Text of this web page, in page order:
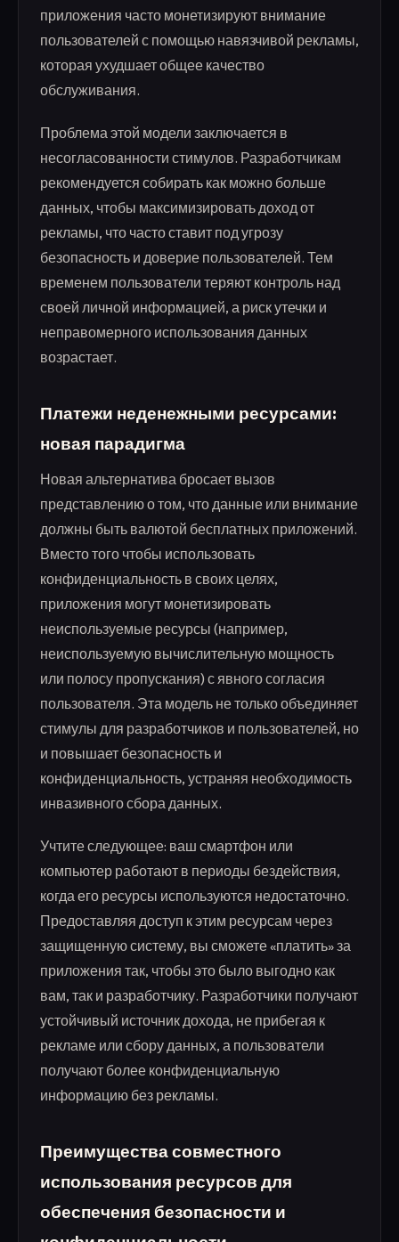
приложения часто монетизируют внимание
пользователей с помощью навязчивой рекламы,
которая ухудшает общее качество
обслуживания.
Проблема этой модели заключается в
несогласованности стимулов. Разработчикам
рекомендуется собирать как можно больше
данных, чтобы максимизировать доход от
рекламы, что часто ставит под угрозу
безопасность и доверие пользователей. Тем
временем пользователи теряют контроль над
своей личной информацией, а риск утечки и
неправомерного использования данных
возрастает.
Платежи неденежными ресурсами:
новая парадигма
Новая альтернатива бросает вызов
представлению о том, что данные или внимание
должны быть валютой бесплатных приложений.
Вместо того чтобы использовать
конфиденциальность в своих целях,
приложения могут монетизировать
неиспользуемые ресурсы (например,
неиспользуемую вычислительную мощность
или полосу пропускания) с явного согласия
пользователя. Эта модель не только объединяет
стимулы для разработчиков и пользователей, но
и повышает безопасность и
конфиденциальность, устраняя необходимость
инвазивного сбора данных.
Учтите следующее: ваш смартфон или
компьютер работают в периоды бездействия,
когда его ресурсы используются недостаточно.
Предоставляя доступ к этим ресурсам через
защищенную систему, вы сможете «платить» за
приложения так, чтобы это было выгодно как
вам, так и разработчику. Разработчики получают
устойчивый источник дохода, не прибегая к
рекламе или сбору данных, а пользователи
получают более конфиденциальную
информацию без рекламы.
Преимущества совместного
использования ресурсов для
обеспечения безопасности и